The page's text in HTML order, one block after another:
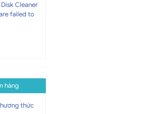
Cleaner
failed to
hàng
thức